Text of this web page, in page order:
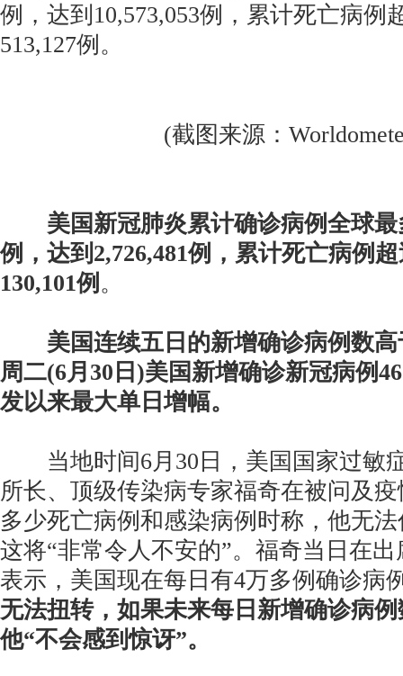
例，达到10,573,053例，累计死亡病例
513,127例。
(截图来源：
美国新冠肺炎累计确诊病例全球
例，达到2,726,481例，累计死亡病例
130,101例 。
美国连续五日的新增确诊病例数
周二(6月30日)美国新增确诊新冠病例
发以来最大单日增幅。
当地时间6月30日，美国国家过敏
所长、顶级传染病专家福奇在被问及
多少死亡病例和感染病例时称，他无
这将“非常令人不安的”。福奇当日在
表示，美国现在每日有4万多例确诊病
无法扭转，如果未来每日新增确诊病
他“不会感到惊讶”。